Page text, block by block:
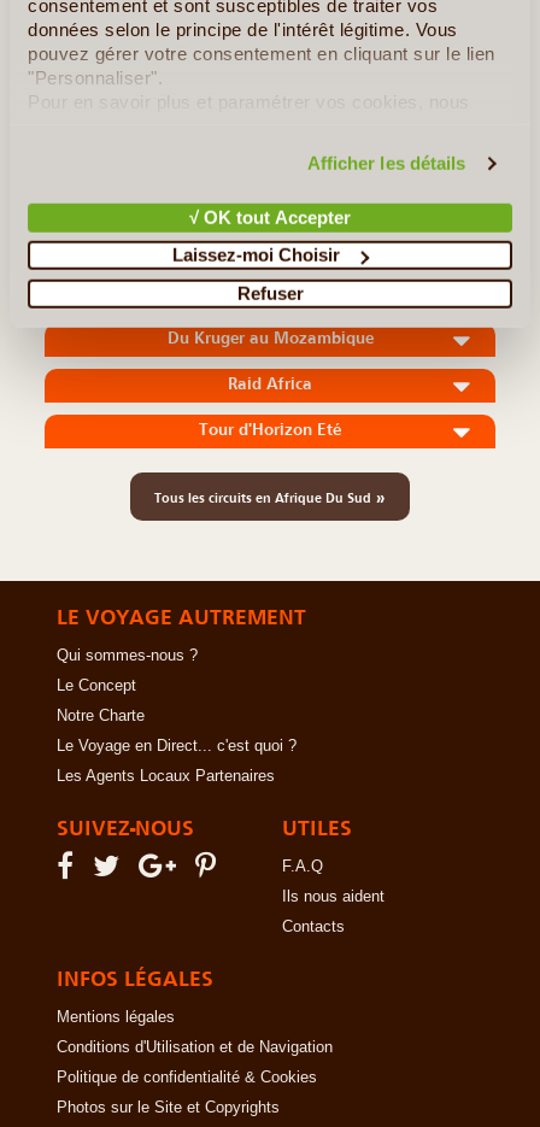
consentement et sont susceptibles de traiter vos
données selon le principe de l'intérêt légitime. Vous
pouvez gérer votre consentement en cliquant sur le lien
"Personnaliser".
Pour en savoir plus et paramétrer vos cookies, nous
Afficher les détails
√ OK tout Accepter
Laissez-moi Choisir
Refuser
14J/13N
se déroule dans une région imprégnée d’histoire séculaire. Nous
réserve d’Imfolozi dans un camp de (...)
En détail ≻
Du Kruger au Mozambique
Raid Africa
Tour d'Horizon Eté
Tous les circuits en Afrique Du Sud »
LE VOYAGE AUTREMENT
Qui sommes-nous ?
Le Concept
Notre Charte
Le Voyage en Direct... c'est quoi ?
Les Agents Locaux Partenaires
SUIVEZ-NOUS UTILES
F.A.Q
Ils nous aident
Contacts
INFOS LÉGALES
Mentions légales
Conditions d'Utilisation et de Navigation
Politique de confidentialité & Cookies
Photos sur le Site et Copyrights